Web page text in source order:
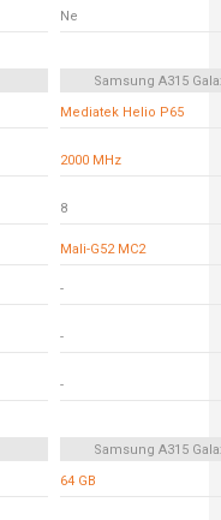
Ne
Samsung A315
Mediatek Helio P65
2000 MHz
8
Mali-G52 MC2
-
-
-
Samsung A315
64 GB